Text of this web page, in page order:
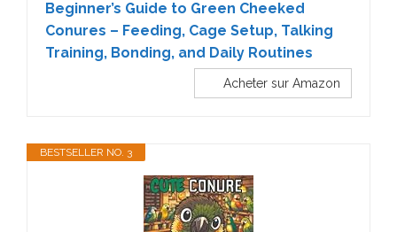
Beginner’s Guide to Green Cheeked
Conures – Feeding, Cage Setup, Talking
Training, Bonding, and Daily Routines
Acheter sur Amazon
BESTSELLER NO. 3